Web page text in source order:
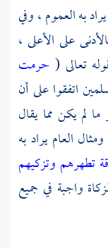
به العموم ، وفي
على الأعلى ،
تعالى ( حرمت
اتفقوا على أن
لم يكن مما يقال
العام يراد به
تطهرهم وتزكيهم
واجبة في جميع